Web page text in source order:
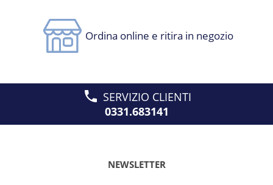
Ordina online e ritira in negozio
SERVIZIO CLIENTI
0331.683141
NEWSLETTER